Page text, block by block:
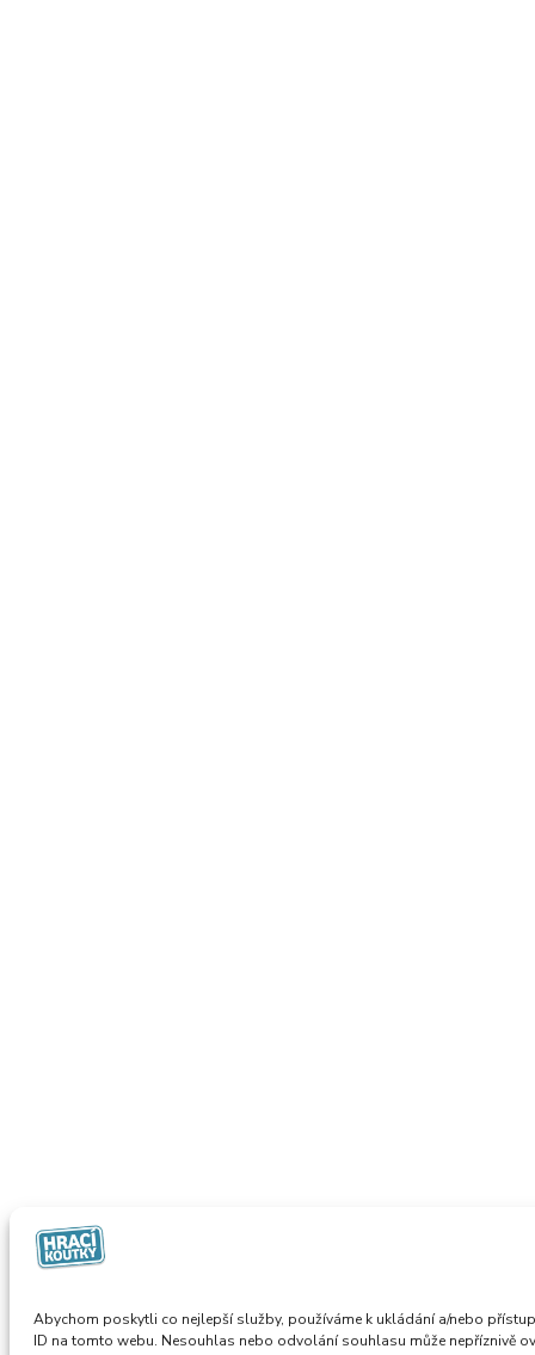
Abychom poskytli co nejlepší služby, používáme k ukládání a/nebo
ID na tomto webu. Nesouhlas nebo odvolání souhlasu může nepříznivě